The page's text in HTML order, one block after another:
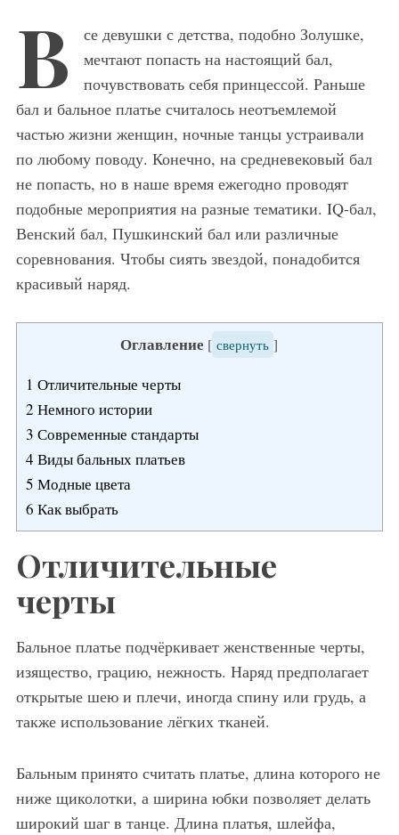
В
се девушки с детства, подобно Золушке,
мечтают попасть на настоящий бал,
почувствовать себя принцессой. Раньше
бал и бальное платье считалось неотъемлемой
частью жизни женщин, ночные танцы устраивали
по любому поводу. Конечно, на средневековый бал
не попасть, но в наше время ежегодно проводят
подобные мероприятия на разные тематики. IQ-бал,
Венский бал, Пушкинский бал или различные
соревнования. Чтобы сиять звездой, понадобится
красивый наряд.
Оглавление [ свернуть ]
1 Отличительные черты
2 Немного истории
3 Современные стандарты
4 Виды бальных платьев
5 Модные цвета
6 Как выбрать
Отличительные
черты
Бальное платье подчёркивает женственные черты,
изящество, грацию, нежность. Наряд предполагает
открытые шею и плечи, иногда спину или грудь, а
также использование лёгких тканей.
Бальным принято считать платье, длина которого не
ниже щиколотки, а ширина юбки позволяет делать
широкий шаг в танце. Длина платья, шлейфа,